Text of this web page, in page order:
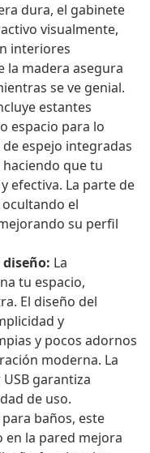
dura, el gabinete
visualmente,
interiores
la madera asegura
se ve genial.
estantes
espacio para lo
de espejo integradas
que tu
efectiva. La parte de
el
su perfil
La
tu espacio,
El diseño del
y
y pocos adornos
moderna. La
garantiza
de uso.
baños, este
la pared mejora